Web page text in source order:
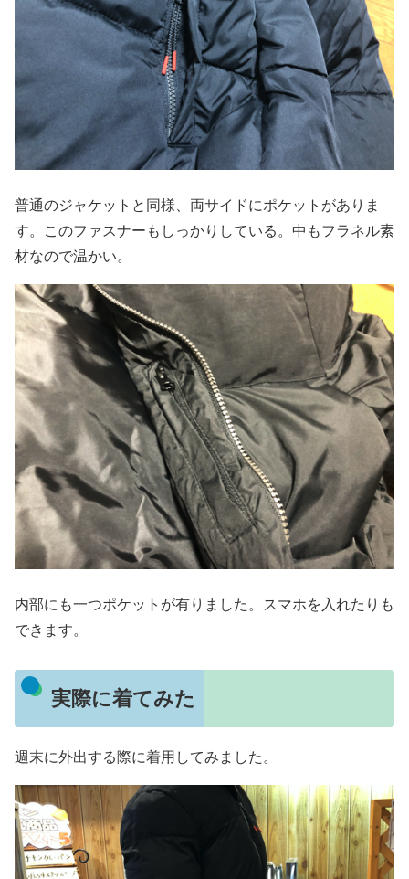
普通のジャケットと同様、両サイドにポケットがありま
す。このファスナーもしっかりしている。中もフラネル素
材なので温かい。
内部にも一つポケットが有りました。スマホを入れたりも
できます。
実際に着てみた
週末に外出する際に着用してみました。